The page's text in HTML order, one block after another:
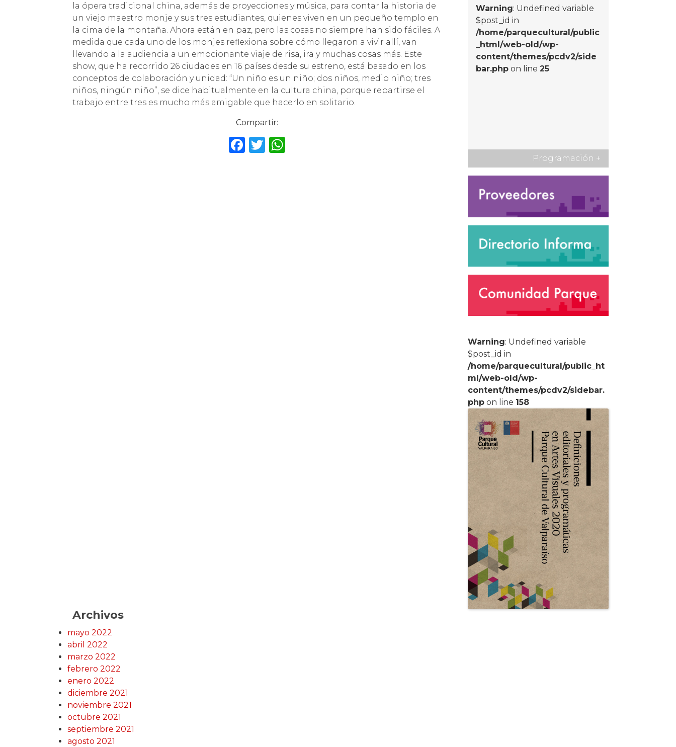
la ópera tradicional china, además de proyecciones y música, para contar la historia de
un viejo maestro monje y sus tres estudiantes, quienes viven en un pequeño templo en
la cima de la montaña. Ahora están en paz, pero las cosas no siempre han sido fáciles. A
medida que cada uno de los monjes reflexiona sobre cómo llegaron a vivir allí, van
llevando a la audiencia a un emocionante viaje de risa, ira y muchas cosas más. Este
show, que ha recorrido 26 ciudades en 16 países desde su estreno, está basado en los
conceptos de colaboración y unidad: “Un niño es un niño; dos niños, medio niño; tres
niños, ningún niño”, se dice habitualmente en la cultura china, porque repartirse el
trabajo entre tres es mucho más amigable que hacerlo en solitario.
Compartir:
F T W
Warning: Undefined variable
$post_id in
/home/parquecultural/public
_html/web-old/wp-
content/themes/pcdv2/side
bar.php on line25
Programación +
Warning: Undefined variable
$post_id in
/home/parquecultural/public_ht
ml/web-old/wp-
content/themes/pcdv2/sidebar.
php on line 158
Archivos
mayo 2022
abril 2022
marzo 2022
febrero 2022
enero 2022
diciembre 2021
noviembre 2021
octubre 2021
septiembre 2021
agosto 2021